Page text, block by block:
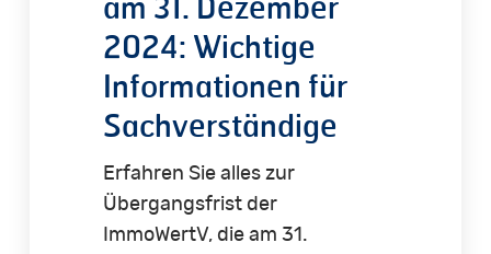
2024: Wichtige
Informationen für
Sachverständige
Erfahren Sie alles zur
Übergangsfrist der
ImmoWertV, die am 31.